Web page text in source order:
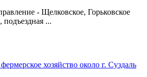
- Щелковское, Горьковское
подъездная ...
хозяйство около г. Суздаль